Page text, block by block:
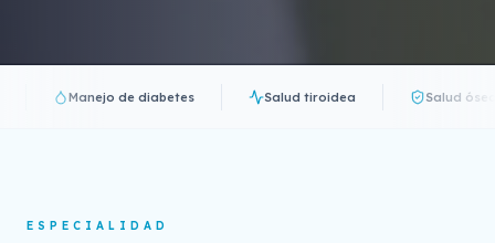
Manejo de diabetes Salud tiroidea Salud ósea
ESPECIALIDAD